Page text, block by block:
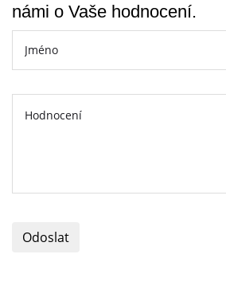
námi o Vaše hodnocení.
Odoslat